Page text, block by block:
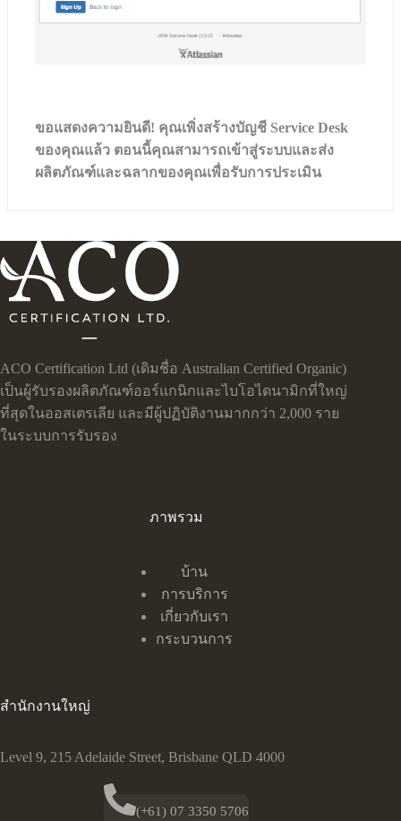
ขอแสดงความยินดี! คุณเพิ่งสร้างบัญชี Service Desk
ของคุณแล้ว ตอนนี้คุณสามารถเข้าสู่ระบบและส่ง
ผลิตภัณฑ์และฉลากของคุณเพื่อรับการประเมิน
ACO Certification Ltd (เดิมชื่อ Australian Certified Organic)
เป็นผู้รับรองผลิตภัณฑ์ออร์แกนิกและไบโอไดนามิกที่ใหญ่
ที่สุดในออสเตรเลีย และมีผู้ปฏิบัติงานมากกว่า 2,000 ราย
ในระบบการรับรอง
ภาพรวม
บ้าน
การบริการ
เกี่ยวกับเรา
กระบวนการ
สำนักงานใหญ่
Level 9, 215 Adelaide Street, Brisbane QLD 4000
(+61) 07 3350 5706